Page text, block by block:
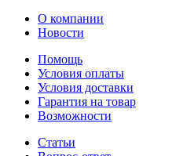
О компании
Новости
Помощь
Условия оплаты
Условия доставки
Гарантия на товар
Возможности
Статьи